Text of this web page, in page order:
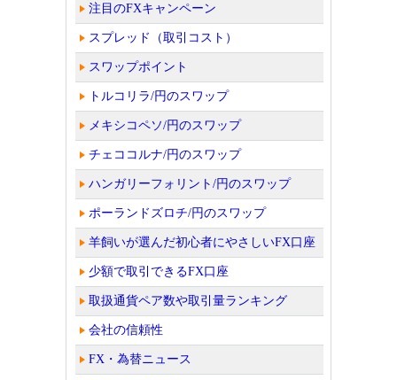
注目のFXキャンペーン
スプレッド（取引コスト）
スワップポイント
トルコリラ/円のスワップ
メキシコペソ/円のスワップ
チェココルナ/円のスワップ
ハンガリーフォリント/円のスワップ
ポーランドズロチ/円のスワップ
羊飼いが選んだ初心者にやさしいFX口座
少額で取引できるFX口座
取扱通貨ペア数や取引量ランキング
会社の信頼性
FX・為替ニュース